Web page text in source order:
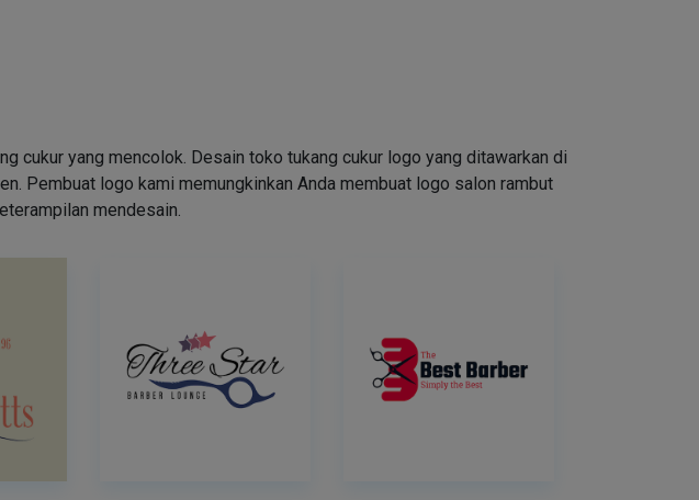
cukur yang mencolok. Desain toko tukang cukur logo yang ditawarkan di
Pembuat logo kami memungkinkan Anda membuat logo salon rambut
mendesain.